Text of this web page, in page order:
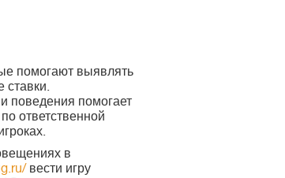
помогают выявлять
ставки.
поведения помогает
ответственной
в
вести игру